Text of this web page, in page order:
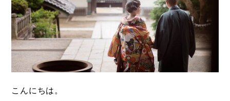
こんにちは。